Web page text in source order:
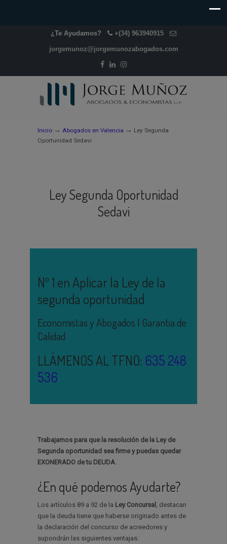
¿Te Ayudamos? +(34) 963940915
jorgemunoz@jorgemunozabogados.com
Inicio → Abogados en Valencia → Ley Segunda
Oportunidad Sedavi
Ley Segunda Oportunidad
Sedavi
Nº 1 en Aplicar la Ley de la
segunda oportunidad
Economistas y Abogados | Garantia de
Calidad
LLÁMENOS AL TFNO: 635 248
536
Trabajamos para que la resolución de la Ley de
Segunda oportunidad sea firme y puedas quedar
EXONERADO de tu DEUDA.
¿En qué podemos Ayudarte?
Los artículos 89 a 92 de la Ley Concursal , destacan
que la deuda tiene que haberse originado antes de
la declaración del concurso de acreedores y
supondrán las siguientes ventajas: